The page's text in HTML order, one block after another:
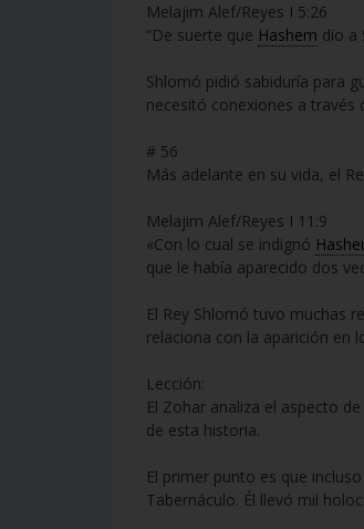
Melajim Alef/Reyes I 5:26
“De suerte que Hashem dio a
Shlomó pidió sabiduría para
necesitó conexiones a través
# 56
Más adelante en su vida, el
Melajim Alef/Reyes I 11:9
«Con lo cual se indignó
que le había aparecido dos
El Rey Shlomó tuvo muchas
relaciona con la aparición en
Lección:
El Zohar analiza el aspecto
de esta historia.
El primer punto es que
Tabernáculo. Él llevó mil